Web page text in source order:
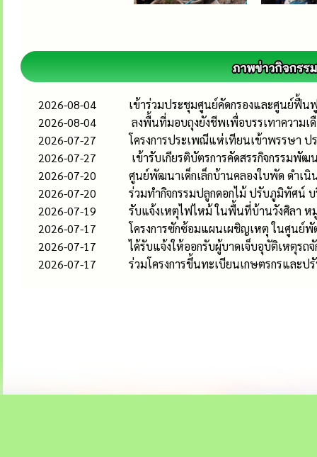
2026-08-04
เข้าร่วมประชุมศูนย์คัดกรองและศูนย์ฟื้น
2026-08-04
ลงพื้นที่มอบถุงยังชีพเพื่อบรรเทาความ
2026-07-27
โครงการประเพณีแห่เทียนเข้าพรรษา
2026-07-27
เข้ารับเกียรติบัตรการคัดสรรกิจกรรมพั
2026-07-20
ศูนย์พัฒนาเด็กเล็กบ้านคลองใบพัด ดำเนิ
2026-07-20
ร่วมทำกิจกรรมปลูกดอกไม้ ปรับภูมิทัศน์
2026-07-19
รับแจ้งเหตุไฟไหม้ ในพื้นที่บ้านวังศิลา ห
2026-07-17
โครงการซักซ้อมแผนเผชิญเหตุ ในศูนย์
2026-07-17
ได้รับแจ้งให้ออกรับผู้บาดเจ็บอุบัติเหตุร
2026-07-17
ร่วมโครงการขึ้นทะเบียนเกษตรกรและ